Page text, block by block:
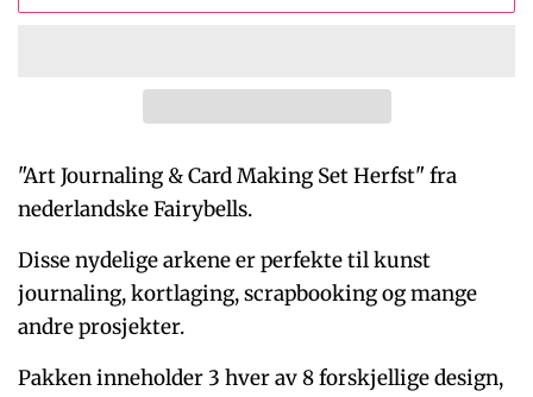
"Art Journaling & Card Making Set Herfst" fra
nederlandske Fairybells.
Disse nydelige arkene er perfekte til kunst
journaling, kortlaging, scrapbooking og mange
andre prosjekter.
Pakken inneholder 3 hver av 8 forskjellige design,